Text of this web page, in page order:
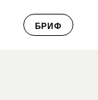
БРИФ